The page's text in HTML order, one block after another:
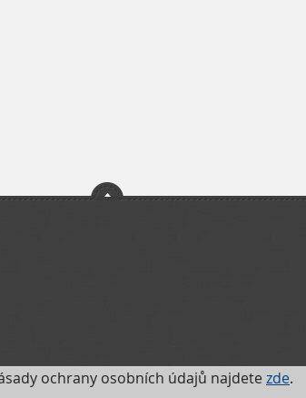
ochrany osobních údajů najdetezde.